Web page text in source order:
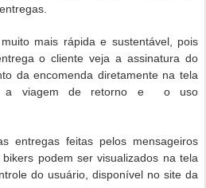
mais rápida e sustentável, pois
o cliente veja a assinatura do
da encomenda diretamente na tela
a viagem de retorno e o uso
entregas feitas pelos mensageiros
podem ser visualizados na tela
do usuário, disponível no site da